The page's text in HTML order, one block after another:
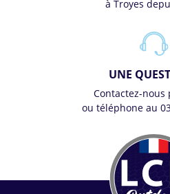
à Troyes
UNE
Contactez-nous
ou téléphone au